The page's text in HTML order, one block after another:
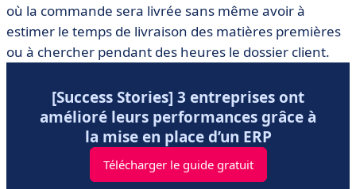
où la commande sera livrée sans même avoir à
estimer le temps de livraison des matières premières
ou à chercher pendant des heures le dossier client.
[Success Stories] 3 entreprises ont
amélioré leurs performances grâce à
la mise en place d’un ERP
Télécharger le guide gratuit